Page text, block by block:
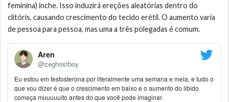
feminina) inche. Isso induzirá ereções aleatórias dentro do
clitóris, causando crescimento do tecido erétil. O aumento varia
de pessoa para pessoa, mas uma a três polegadas é comum.
Aren
@zeghostboy
Eu estou em testosterona por literalmente uma semana e meia, e tudo o
que vou dizer é que o crescimento em baixo e o aumento do libido
começa muuuuuito antes do que você pode imaginar.